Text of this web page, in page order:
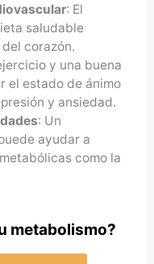
: El
saludable
corazón.
y una buena
el estado de ánimo
y ansiedad.
: Un
ayudar a
como la
metabolismo?